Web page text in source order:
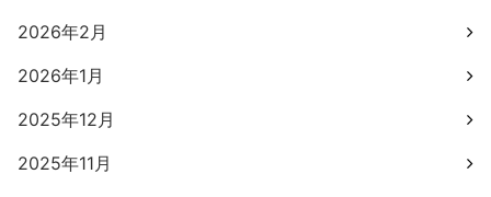
2026年2月
2026年1月
2025年12月
2025年11月